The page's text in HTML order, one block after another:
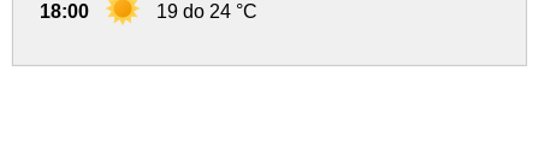
18:00 19 do 24 °C